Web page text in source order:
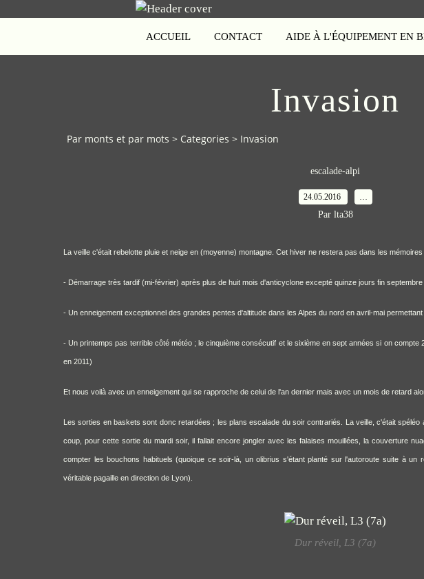
ACCUEIL CONTACT AIDE À L'ÉQUIPEMENT EN
Invasion
Par monts et par mots > Categories > Invasion
escalade-alpi
24.05.2016
Par lta38
La veille c'était rebelotte pluie et neige en (moyenne) montagne. Cet hiver ne restera pas dans les
- Démarrage très tardif (mi-février) après plus de huit mois d'anticyclone excepté quinze jours fin septembre
- Un enneigement exceptionnel des grandes pentes d'altitude dans les Alpes du nord en avril-mai
- Un printemps pas terrible côté météo ; le cinquième consécutif et le sixième en sept années si on
en 2011)
Et nous voilà avec un enneigement qui se rapproche de celui de l'an dernier mais avec un mois de retard
Les sorties en baskets sont donc retardées ; les plans escalade du soir contrariés. La veille, c'était
coup, pour cette sortie du mardi soir, il fallait encore jongler avec les falaises mouillées, la couverture
compter les bouchons habituels (quoique ce soir-là, un olibrius s'étant planté sur l'autoroute suite à un
véritable pagaille en direction de Lyon).
Dur réveil, L3 (7a)